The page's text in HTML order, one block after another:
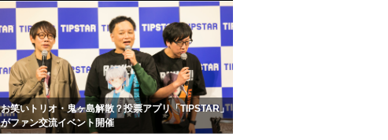
お笑いトリオ・鬼ヶ島解散？投票アプリ「TIPSTAR」
がファン交流イベント開催